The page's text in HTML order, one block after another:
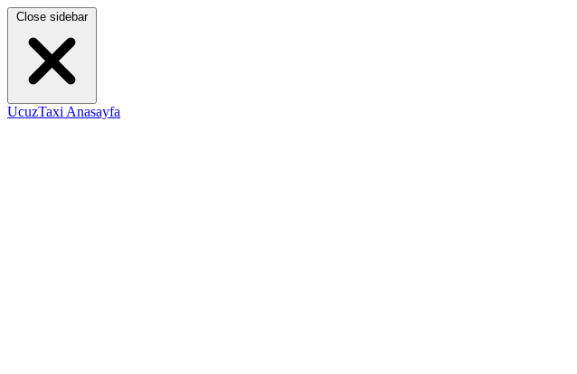
Close sidebar
UcuzTaxi Anasayfa